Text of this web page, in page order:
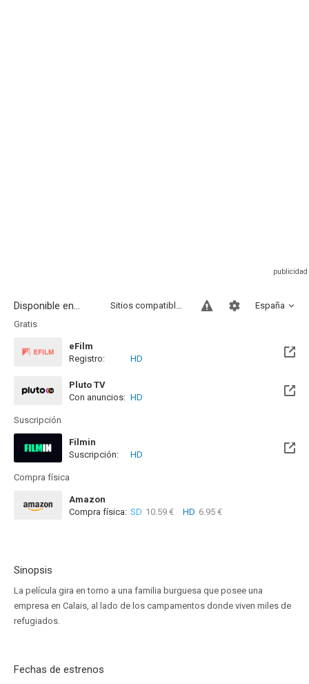
Disponible en... España
Sitios compatibles
Gratis
eFilm
Registro:
HD
Pluto TV
Con anuncios: HD
Suscripción
Filmin
Disponible hasta el Vie, 31 Dic 2027 (Queda 1 año)
Suscripción: HD
Compra física
Amazon
Compra física: SD 10.59 € HD 6.95 €
Sinopsis
La película gira en torno a una familia burguesa que posee una
empresa en Calais, al lado de los campamentos donde viven miles de
refugiados.
Fechas de estrenos